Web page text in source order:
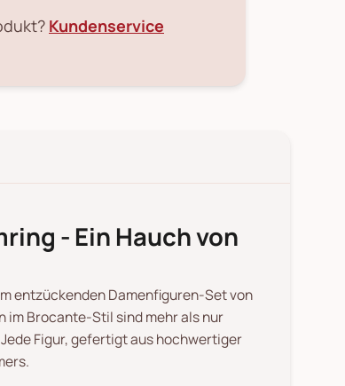
Kundenservice
- Ein Hauch von
entzückenden Damenfiguren-Set von
im Brocante-Stil sind mehr als nur
Figur, gefertigt aus hochwertiger